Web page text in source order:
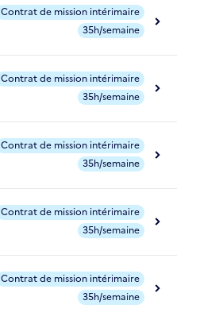
Contrat de mission intérimaire
35h/semaine
Contrat de mission intérimaire
35h/semaine
Contrat de mission intérimaire
35h/semaine
Contrat de mission intérimaire
35h/semaine
Contrat de mission intérimaire
35h/semaine